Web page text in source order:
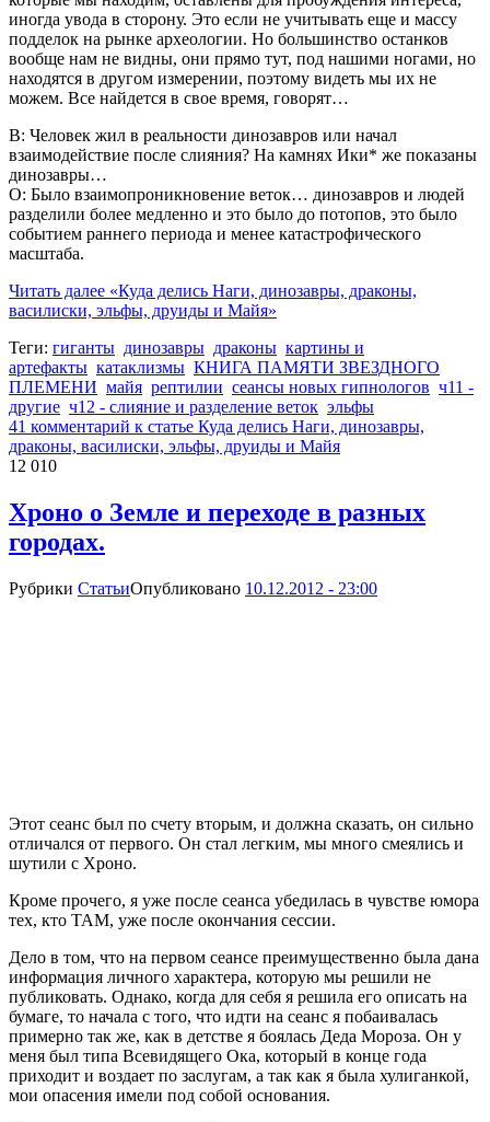
иногда увода в сторону. Это если не учитывать еще и массу
подделок на рынке археологии. Но большинство останков
вообще нам не видны, они прямо тут, под нашими ногами, но
находятся в другом измерении, поэтому видеть мы их не
можем. Все найдется в свое время, говорят…
В: Человек жил в реальности динозавров или начал
взаимодействие после слияния? На камнях Ики* же показаны
динозавры…
О: Было взаимопроникновение веток… динозавров и людей
разделили более медленно и это было до потопов, это было
событием раннего периода и менее катастрофического
масштаба.
Читать далее «Куда делись Наги, динозавры, драконы,
василиски, эльфы, друиды и Майя»
Теги: гиганты динозавры драконы картины и
артефакты катаклизмы КНИГА ПАМЯТИ ЗВЕЗДНОГО
ПЛЕМЕНИ майя рептилии сеансы новых гипнологов ч11 -
другие ч12 - слияние и разделение веток эльфы
41 комментарий к статье Куда делись Наги, динозавры,
драконы, василиски, эльфы, друиды и Майя
12 010
Хроно о Земле и переходе в разных
городах.
Рубрики СтатьиОпубликовано 10.12.2012 - 23:00
Этот сеанс был по счету вторым, и должна сказать, он сильно
отличался от первого. Он стал легким, мы много смеялись и
шутили с Хроно.
Кроме прочего, я уже после сеанса убедилась в чувстве юмора
тех, кто ТАМ, уже после окончания сессии.
Дело в том, что на первом сеансе преимущественно была дана
информация личного характера, которую мы решили не
публиковать. Однако, когда для себя я решила его описать на
бумаге, то начала с того, что идти на сеанс я побаивалась
примерно так же, как в детстве я боялась Деда Мороза. Он у
меня был типа Всевидящего Ока, который в конце года
приходит и воздает по заслугам, а так как я была хулиганкой,
мои опасения имели под собой основания.